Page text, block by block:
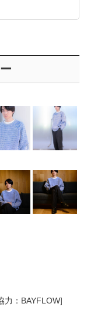
力：BAYFLOW]